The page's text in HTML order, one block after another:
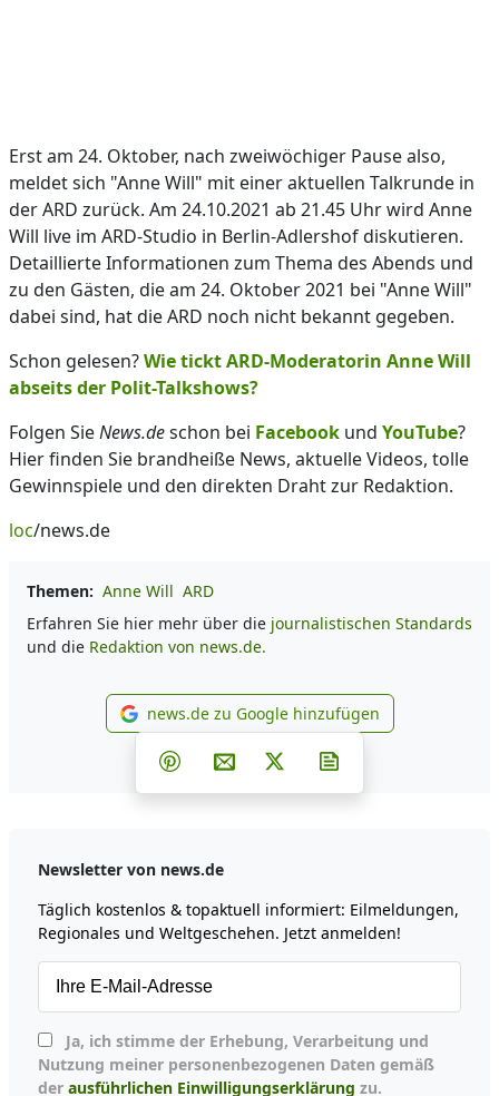
Erst am 24. Oktober, nach zweiwöchiger Pause also,
meldet sich "Anne Will" mit einer aktuellen Talkrunde in
der ARD zurück. Am 24.10.2021 ab 21.45 Uhr wird Anne
Will live im ARD-Studio in Berlin-Adlershof diskutieren.
Detaillierte Informationen zum Thema des Abends und
zu den Gästen, die am 24. Oktober 2021 bei "Anne Will"
dabei sind, hat die ARD noch nicht bekannt gegeben.
Schon gelesen?Wie tickt ARD-Moderatorin Anne Will
abseits der Polit-Talkshows?
Folgen SieNews.deschon bei Facebook und YouTube?
Hier finden Sie brandheiße News, aktuelle Videos, tolle
Gewinnspiele und den direkten Draht zur Redaktion.
loc/news.de
Themen: Anne Will ARD
Erfahren Sie hier mehr über die journalistischen Standards
und die Redaktion von news.de.
news.de zu Google
news.de zu Google hinzufügen
Teilen auf Facebook
Teilen auf Whatsapp
Teilen auf Telegram
Teilen auf Pinterest
Per E-Mail teilen
Post auf X
Newsletter von news.de
Täglich kostenlos & topaktuell informiert: Eilmeldungen,
Regionales und Weltgeschehen. Jetzt anmelden!
Nutzung meiner personenbezogenen Daten gemäß
der ausführlichen Einwilligungserklärung zu.